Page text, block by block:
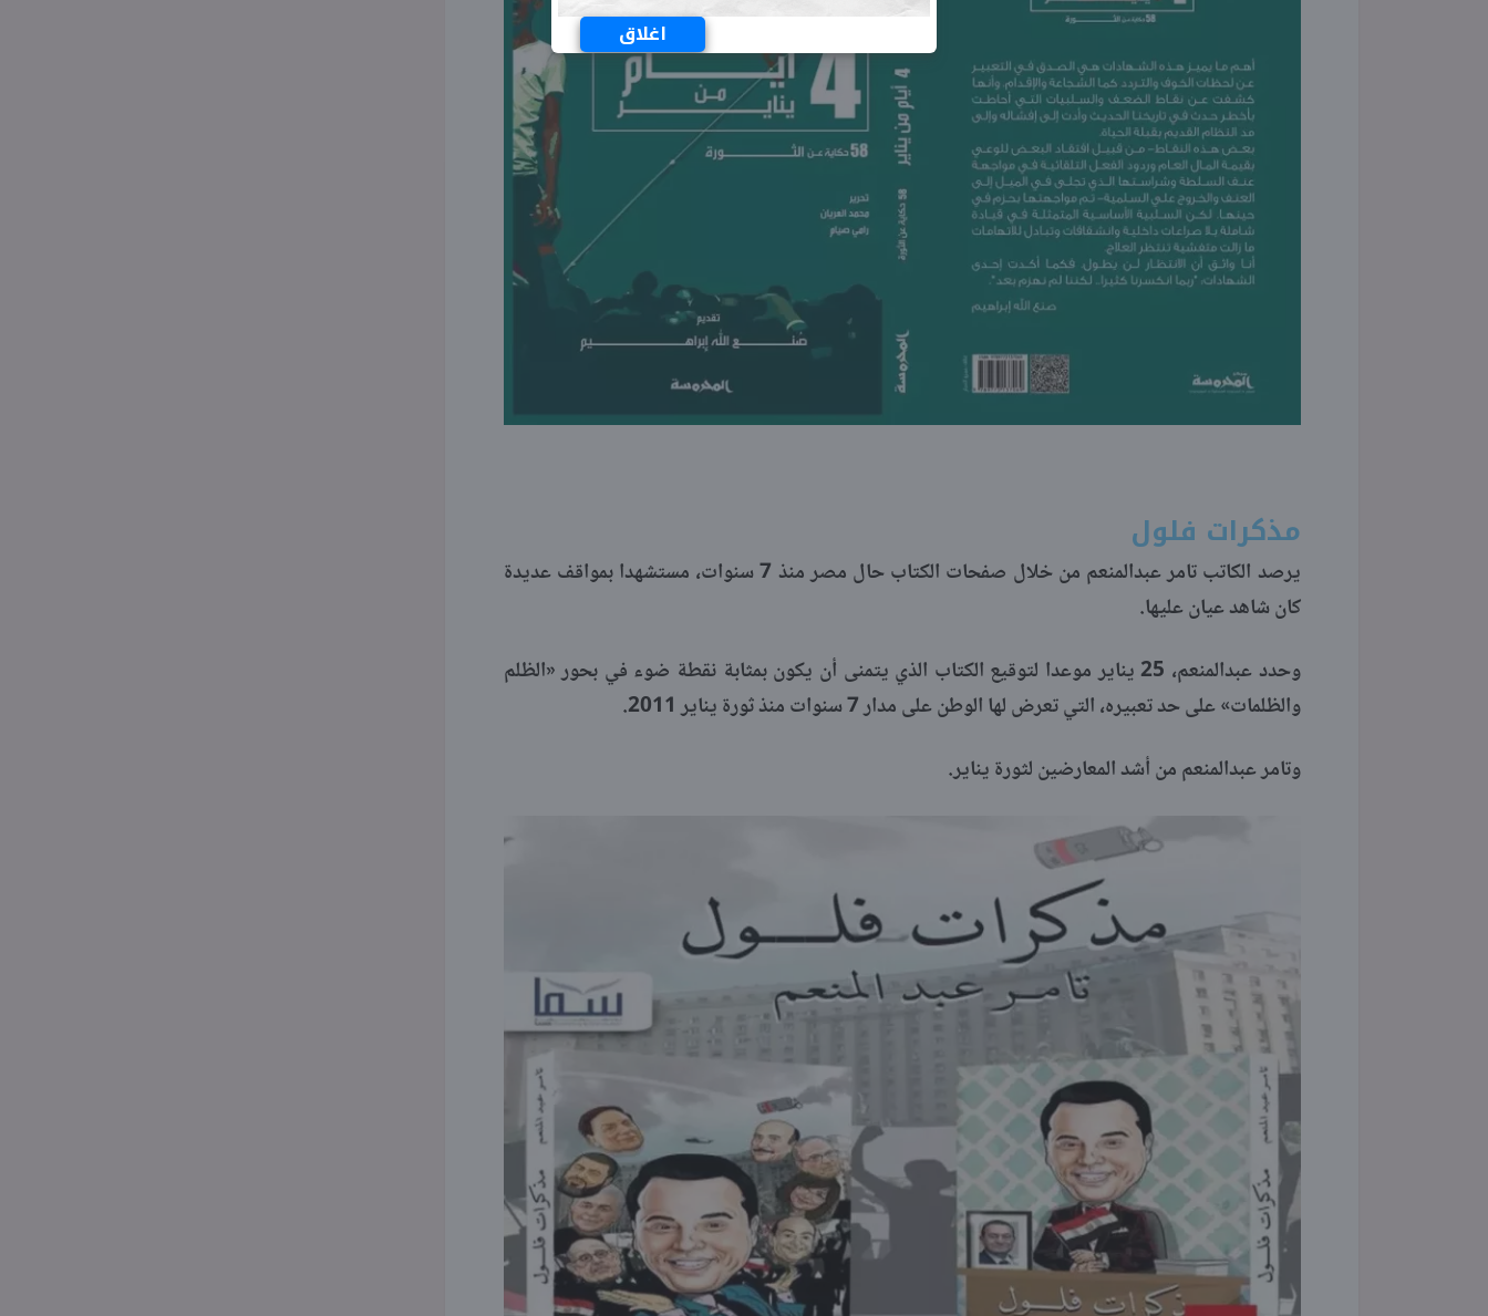
اغلاق
مذكرات فلول
يرصد الكاتب تامر عبدالمنعم من خلال صفحات الكتاب حال مصر منذ 7 سنوات، مستشهدا بمواقف عديدة
كان شاهد عيان عليها.
وحدد عبدالمنعم، 25 يناير موعدا لتوقيع الكتاب الذي يتمنى أن يكون بمثابة نقطة ضوء في بحور «الظلم
والظلمات» على حد تعبيره، التي تعرض لها الوطن على مدار 7 سنوات منذ ثورة يناير 2011.
وتامر عبدالمنعم من أشد المعارضين لثورة يناير.